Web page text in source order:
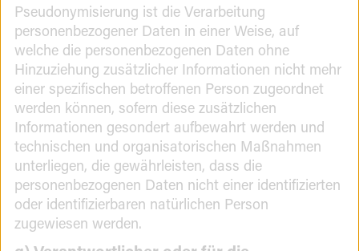
Pseudonymisierung ist die Verarbeitung
personenbezogener Daten in einer Weise, auf
welche die personenbezogenen Daten ohne
Hinzuziehung zusätzlicher Informationen nicht mehr
einer spezifischen betroffenen Person zugeordnet
werden können, sofern diese zusätzlichen
Informationen gesondert aufbewahrt werden und
technischen und organisatorischen Maßnahmen
unterliegen, die gewährleisten, dass die
personenbezogenen Daten nicht einer identifizierten
oder identifizierbaren natürlichen Person
zugewiesen werden.